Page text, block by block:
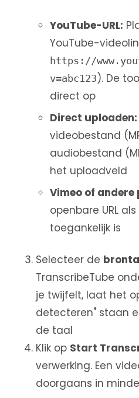
YouTube-URL:
YouTube-
https://
v=abc123). De
direct op
Direct uploaden:
videobestand
audiobestand
het uploadveld
Vimeo of
openbare URL
toegankelijk is
Selecteer de
TranscribeTube
je twijfelt, laat het
detecteren" staan
de taal
Klik op Start
verwerking. Een
doorgaans in